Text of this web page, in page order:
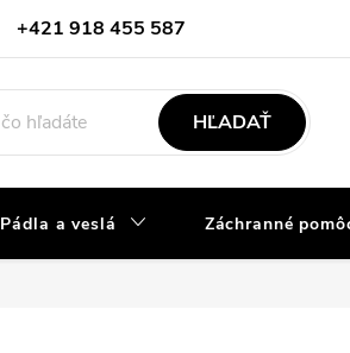
+421 918 455 587
info@vodacky-obchod.sk
HĽADAŤ
Pádla a veslá Záchranné